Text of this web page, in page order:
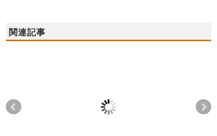
関連記事
2021年8月21日(土),22
2022年12月3日(土),4日